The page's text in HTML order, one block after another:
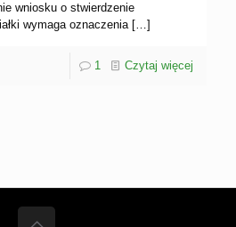
wniosku o stwierdzenie
wymaga oznaczenia[…]
1 Czytaj więcej